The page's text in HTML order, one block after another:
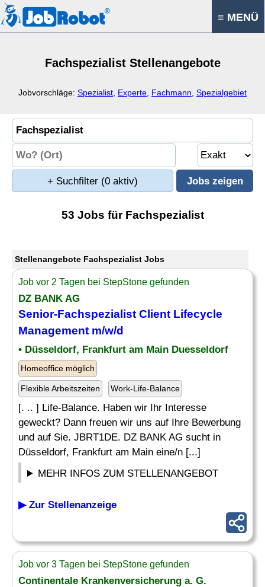
≡ MENÜ
Fachspezialist Stellenangebote
Jobvorschläge: Spezialist Experte Fachmann Spezialgebiet
+ Suchfilter (0 aktiv)
53 Jobs für Fachspezialist
Stellenangebote Fachspezialist Jobs
Job vor 2 Tagen bei StepStone gefunden
DZ BANK AG
Senior-Fachspezialist Client Lifecycle
Management m/w/d
• Düsseldorf, Frankfurt am Main Duesseldorf
Homeoffice möglich
Flexible Arbeitszeiten Work-Life-Balance
[. .. ] Life-Balance. Haben wir Ihr Interesse
geweckt? Dann freuen wir uns auf Ihre Bewerbung
und auf Sie. JBRT1DE. DZ BANK AG sucht in
Düsseldorf, Frankfurt am Main eine/n [...]
MEHR INFOS ZUM STELLENANGEBOT
▶ Zur Stellenanzeige
Job vor 3 Tagen bei StepStone gefunden
Continentale Krankenversicherung a. G.